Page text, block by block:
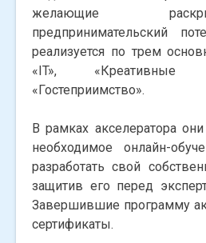
желающие
предпринимательский
реализуется по трем
«IT», «Креативные
«Гостеприимство».
В рамках акселератора
необходимое онлайн-
разработать свой
защитив его перед
Завершившие программу
сертификаты.